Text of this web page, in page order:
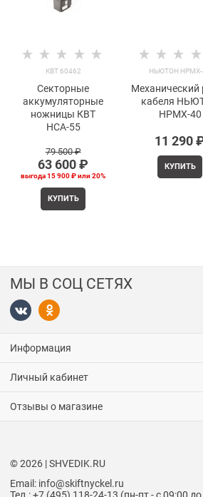
КВТ 60462
Секторные
аккумуляторные
ножницы КВТ
НСА-55
79 500 ₽
63 600 ₽
выгода15 900 ₽или20%
КУПИТЬ
НЬЮТОН НРМХ-
Механический
кабеля
НРМХ-40
11 290
КУПИТЬ
МЫ В СОЦ СЕТЯХ
Информация
Личный кабинет
Отзывы о магазине
© 2026 | SHVEDIK.RU
Email: info@skiftnyckel.ru